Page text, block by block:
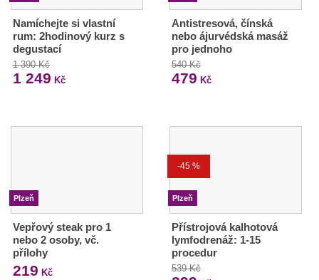
Namíchejte si vlastní
rum: 2hodinový kurz s
degustací
1 390 Kč
1 249 Kč
Antistresová, čínská
nebo ájurvédská masáž
pro jednoho
540 Kč
479 Kč
Plzeň
Vepřový steak pro 1
nebo 2 osoby, vč.
přílohy
219 Kč
-45 %
Plzeň
Přístrojová kalhotová
lymfodrenáž: 1-15
procedur
539 Kč